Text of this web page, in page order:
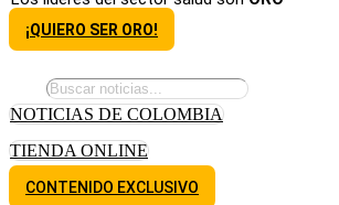
¡QUIERO SER ORO!
NOTICIAS DE COLOMBIA
TIENDA ONLINE
CONTENIDO EXCLUSIVO